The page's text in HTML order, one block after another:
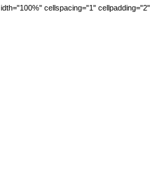
idth="100%" cellspacing="1"